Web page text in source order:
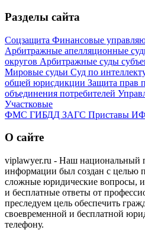
Разделы сайта
Соцзащита Финансовые
Арбитражные апелляционные
округов Арбитражные суды
Мировые судьи Суд по
общей юрисдикции Защита прав
объединения потребителей
Участковые
ФМС ГИБДД ЗАГС Приставы
О сайте
viplawyer.ru - Наш национальный
информации был создан с целью
сложные юридические вопросы,
и бесплатные ответы от
преследуем цель обеспечить
своевременной и бесплатной
телефону.